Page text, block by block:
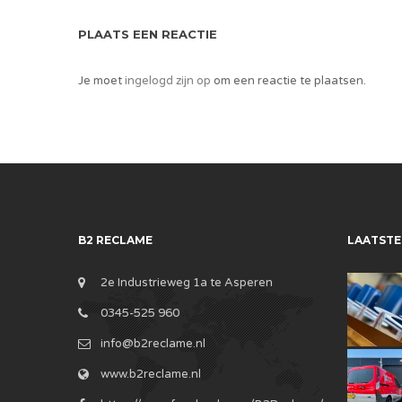
PLAATS EEN REACTIE
Je moetingelogd zijn op om een reactie te plaatsen.
B2 RECLAME
2e Industrieweg 1a te Asperen
0345-525 960
info@b2reclame.nl
www.b2reclame.nl